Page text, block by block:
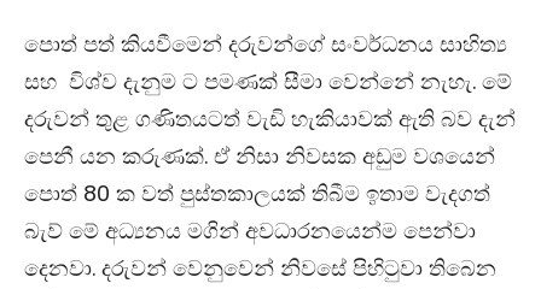
පොත් පත් කියවීමෙන් දරුවන්ගේ සංවර්ධනය සාහිත්‍ය
සහ විශ්ව දැනුම ට පමණක් සීමා වෙන්නේ නැහැ. මේ
දරුවන් තුළ ගණිතයටත් වැඩි හැකියාවක් ඇති බව දැන්
පෙනී යන කරුණක්. ඒ නිසා නිවසක අඩුම වශයෙන්
පොත් 80 ක වත් පුස්තකාලයක් තිබීම ඉතාම වැදගත්
බැව් මේ අධ්‍යනය මගින් අවධාරනයෙන්ම පෙන්වා
දෙනවා. දරුවන් වෙනුවෙන් නිවසේ පිහිටුවා තිබෙන